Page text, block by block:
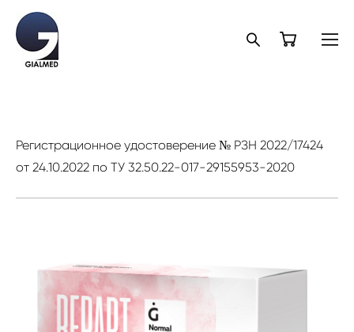
Регистрационное удостоверение № РЗН 2022/17424
от 24.10.2022 по ТУ 32.50.22-017-29155953-2020